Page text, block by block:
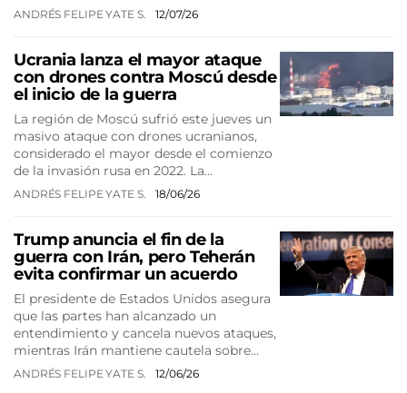
ANDRÉS FELIPE YATE S. 12/07/26
Ucrania lanza el mayor ataque
con drones contra Moscú desde
el inicio de la guerra
La región de Moscú sufrió este jueves un
masivo ataque con drones ucranianos,
considerado el mayor desde el comienzo
de la invasión rusa en 2022. La…
ANDRÉS FELIPE YATE S. 18/06/26
Trump anuncia el fin de la
guerra con Irán, pero Teherán
evita confirmar un acuerdo
El presidente de Estados Unidos asegura
que las partes han alcanzado un
entendimiento y cancela nuevos ataques,
mientras Irán mantiene cautela sobre…
ANDRÉS FELIPE YATE S. 12/06/26